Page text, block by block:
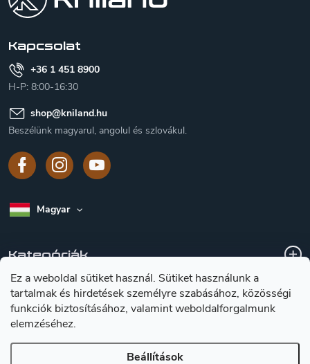
Ez a weboldal sütiket használ. Sütiket használunk a
tartalmak és hirdetések személyre szabásához, közösségi
funkciók biztosításához, valamint weboldalforgalmunk
elemzéséhez.
Beállítások
Kapcsolat
+36 1 451 8900
H-P: 8:00-16:30
shop@kniland.hu
Beszélünk magyarul, angolul és szlovákul.
Magyar
Kategóriák
A vásárlásról
Tájékoztátas a késekröl